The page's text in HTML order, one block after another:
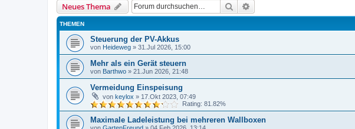
Neues Thema Suche
THEMEN
Steuerung der PV-Akkus
von Heideweg » 31.Jul 2026, 15:00
Mehr als ein Gerät steuern
von Barthwo » 21.Jun 2026, 21:48
Vermeidung Einspeisung
von keylox » 17.Okt 2023, 07:49
Rating: 81.82%
Maximale Ladeleistung bei mehreren Wallboxen